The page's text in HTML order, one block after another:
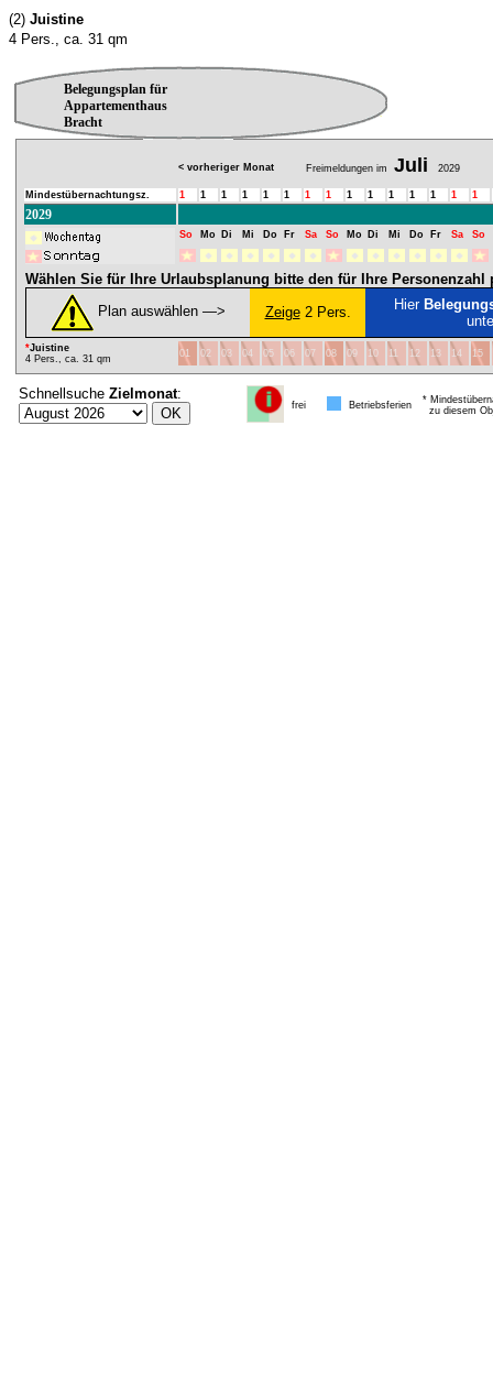
(2) Juistine
4 Pers., ca. 31 qm
Belegungsplan für
Appartementhaus
Bracht
< vorheriger Monat Freimeldungen im Juli 2029
Mindestübernachtungsz. 1 1 1 1 1 1 1 1 1 1 1 1 1 1 1
2029
So Mo Di Mi Do Fr Sa So Mo Di Mi Do Fr Sa So
Wählen Sie für Ihre Urlaubsplanung bitte den für Ihre Personenzahl
Plan auswählen ―>
Zeige2 Pers. Hier
*Juistine
4 Pers., ca. 31 qm
01 02 03 04 05 06 07 08 09 10 11 12 13 14 15
Schnellsuche Zielmonat:
frei Betriebsferien
*
zu diesem